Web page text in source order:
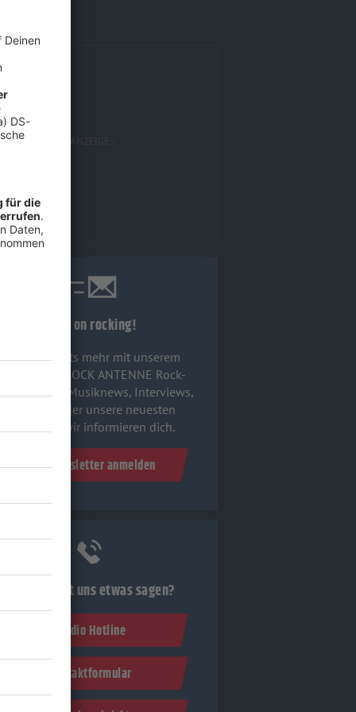
Keep on rocking!
Verpass' nichts mehr mit unserem
kostenlosen ROCK ANTENNE Rock-
Ob Musiknews, Interviews,
Quizspaß oder unsere neuesten
Aktionen - wir informieren dich.
Zum Newsletter anmelden
Du möchtest uns etwas sagen?
Studio Hotline
Kontaktformular